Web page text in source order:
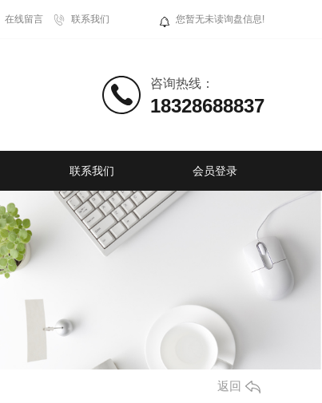
在线留言 联系我们 您暂无未读询盘信息!
咨询热线：
18328688837
联系我们 会员登录
返回